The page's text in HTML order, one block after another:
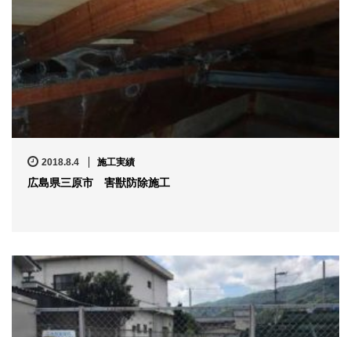
2018.8.4 施工実績
広島県三原市 害獣防除施工